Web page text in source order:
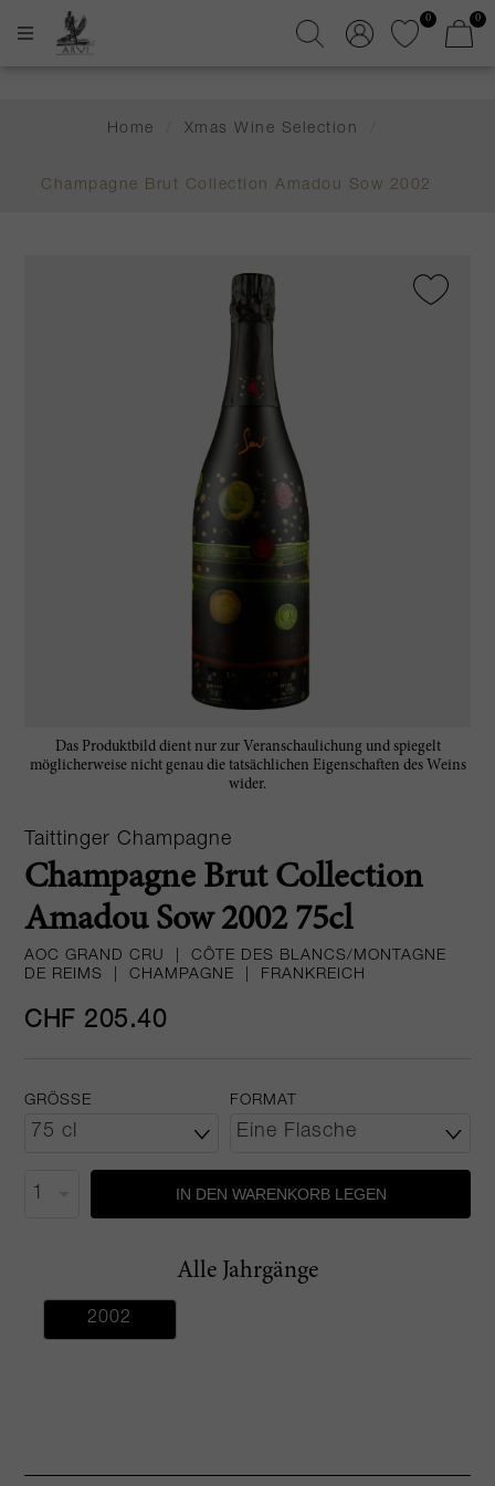
0 0
Home Xmas Wine Selection
Champagne Brut Collection Amadou Sow 2002
Das Produktbild dient nur zur Veranschaulichung und spiegelt
möglicherweise nicht genau die tatsächlichen Eigenschaften des Weins
wider.
Taittinger Champagne
Champagne Brut Collection
Amadou Sow 2002 75cl
AOC GRAND CRU
CÔTE DES BLANCS/MONTAGNE
DE REIMS
CHAMPAGNE FRANKREICH
CHF 205.40
GRÖSSE FORMAT
IN DEN WARENKORB LEGEN
Alle Jahrgänge
2002